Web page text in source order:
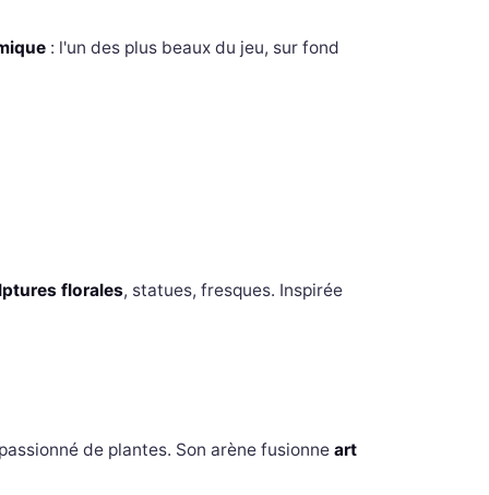
: l'un des plus beaux du jeu, sur fond
florales, statues, fresques. Inspirée
de plantes. Son arène fusionne art